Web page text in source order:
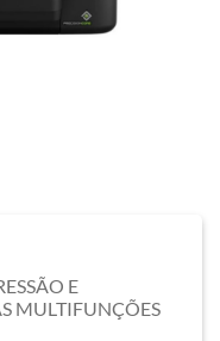
E
MULTIFUNÇÕES